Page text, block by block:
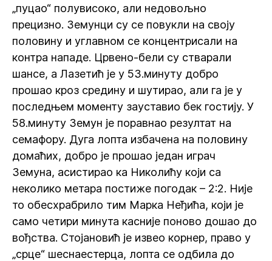
„пуцао“ полувисоко, али недовољно
прецизно. Земунци су се повукли на своју
половину и углавном се концентрисали на
контра нападе. Црвено-бели су стварали
шансе, а Лазетић је у 53.минуту добро
прошао кроз средину и шутирао, али га је у
последњем моменту зауставио бек гостију. У
58.минуту Земун је поравнао резултат на
семафору. Дуга лопта избачена на половину
домаћих, добро је прошао један играч
Земуна, асистирао ка Николићу који са
неколико метара постиже погодак – 2:2. Није
то обесхрабрило тим Марка Неђића, који је
само четири минута касније поново дошао до
вођства. Стојановић је извео корнер, право у
„срце“ шеснаестерца, лопта се одбила до